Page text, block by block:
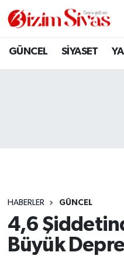
GÜNCEL SİYASET
HABERLER GÜNCEL
4,6
Büyük
ARAMIZDAN
GÜNCEL
KÜLTÜR
Sivas Nöbetçi
Son Dakika
Haber Arşivi